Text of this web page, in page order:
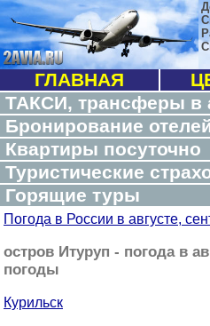
ГЛАВНАЯ
ТАКСИ, трансферы в
Бронирование
Квартиры посуточно
Туристические
Горящие туры
Погода в России в августе,
остров Итуруп - погода в
погоды
Курильск